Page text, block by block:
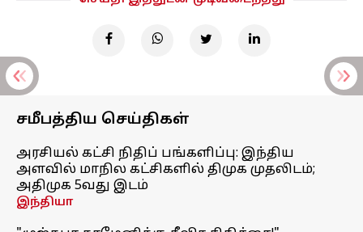
சமீபத்திய செய்திகள்
அரசியல் கட்சி நிதிப் பங்களிப்பு: இந்திய
அளவில் மாநில கட்சிகளில் திமுக முதலிடம்;
அதிமுக 5வது இடம்
இந்தியா